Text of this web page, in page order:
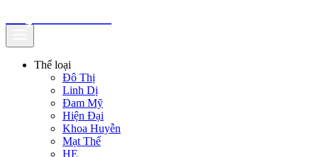
Thể loại
Đô Thị
Linh Dị
Đam Mỹ
Hiện Đại
Khoa Huyễn
Mạt Thế
HE